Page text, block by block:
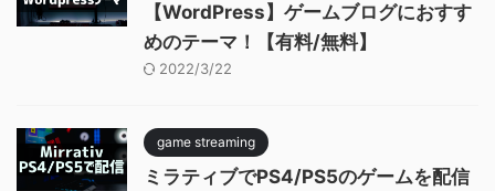
【WordPress】ゲームブログにおすす
めのテーマ！【有料/無料】
2022/3/22
game streaming
ミラティブでPS4/PS5のゲームを配信